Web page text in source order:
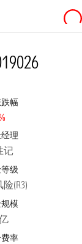
幅
理
记
级
(R3)
模
率